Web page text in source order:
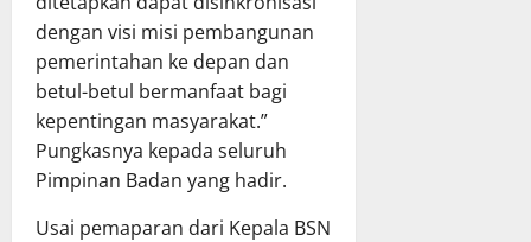
dengan visi misi pembangunan
pemerintahan ke depan dan
betul-betul bermanfaat bagi
kepentingan masyarakat.”
Pungkasnya kepada seluruh
Pimpinan Badan yang hadir.
Usai pemaparan dari Kepala BSN